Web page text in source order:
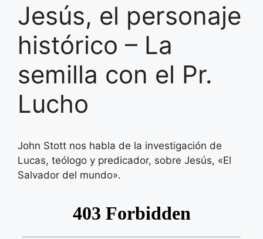
Jesús, el personaje
histórico – La
semilla con el Pr.
Lucho
John Stott nos habla de la investigación de
Lucas, teólogo y predicador, sobre Jesús, «El
Salvador del mundo».